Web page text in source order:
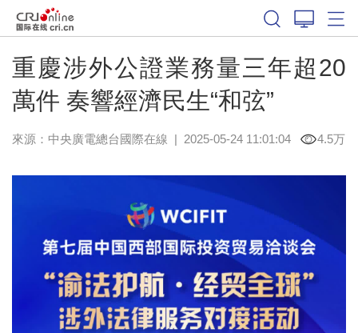
重慶涉外公證業務量三年超20
萬件 奏響經濟民生“和弦”
來源：中央廣電總台國際在線 | 2025-05-24 11:01:04 4.5万